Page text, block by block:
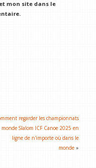
mon site dans le
regarder les championnats
Slalom ICF Canoe 2025 en
ligne de n'importe où dans le
monde »